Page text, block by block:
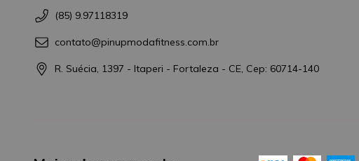
(85) 9.97118319
contato@pinupmodafitness.com.br
R. Suécia, 1397 - Itaperi - Fortaleza - CE, Cep: 60714-140